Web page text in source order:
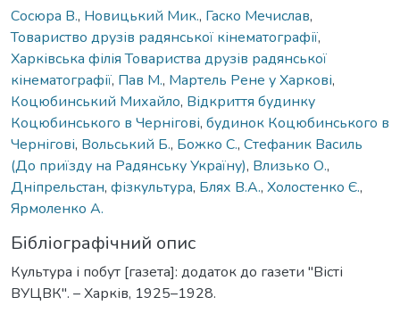
Сосюра В., Новицький Мик., Гаско Мечислав,
Товариство друзів радянської кінематографії,
Харківська філія Товариства друзів радянської
кінематографії, Пав М., Мартель Рене у Харкові,
Коцюбинський Михайло, Відкриття будинку
Коцюбинського в Чернігові, будинок Коцюбинського в
Чернігові, Вольський Б., Божко С., Стефаник Василь
(До приїзду на Радянську Україну), Влизько О.,
Дніпрельстан, фізкультура, Блях В.А., Холостенко Є.,
Ярмоленко А.
Бібліографічний опис
Культура і побут [газета]: додаток до газети "Вісті
ВУЦВК". – Харків, 1925–1928.